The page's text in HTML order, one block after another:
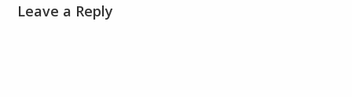
Leave a Reply